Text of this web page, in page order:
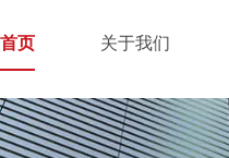
首页 关于我们